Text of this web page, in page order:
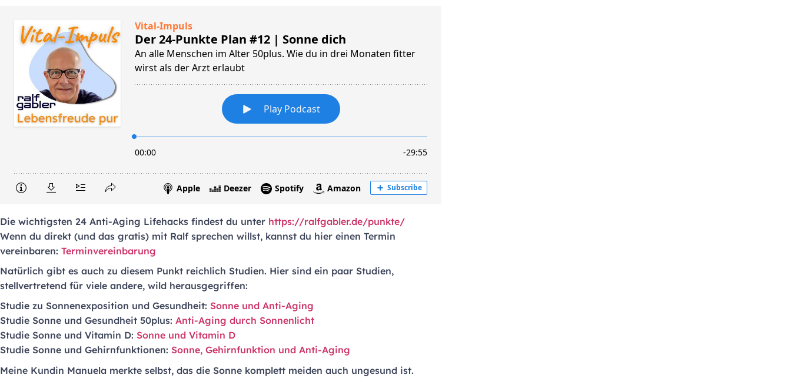
Die wichtigsten 24 Anti-Aging Lifehacks findest du unter https://ralfgabler.de/punkte/
Wenn du direkt (und das gratis) mit Ralf sprechen willst, kannst du hier einen Termin
vereinbaren: Terminvereinbarung
Natürlich gibt es auch zu diesem Punkt reichlich Studien. Hier sind ein paar Studien,
stellvertretend für viele andere, wild herausgegriffen:
Studie zu Sonnenexposition und Gesundheit: Sonne und Anti-Aging
Studie Sonne und Gesundheit 50plus: Anti-Aging durch Sonnenlicht
Studie Sonne und Vitamin D: Sonne und Vitamin D
Studie Sonne und Gehirnfunktionen: Sonne, Gehirnfunktion und Anti-Aging
Meine Kundin Manuela merkte selbst, das die Sonne komplett meiden auch ungesund ist.